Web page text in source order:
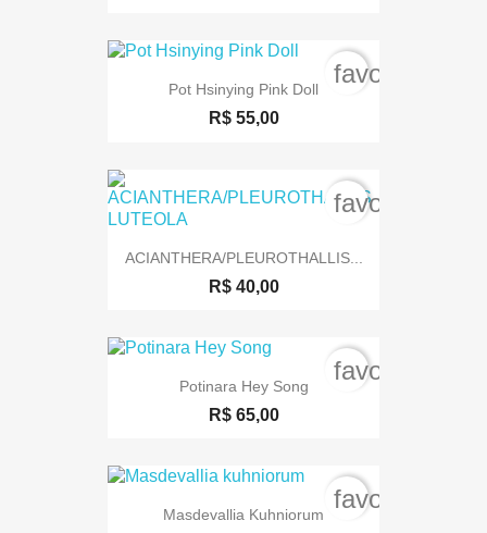
Pot Hsinying Pink Doll
R$ 55,00
ACIANTHERA/PLEUROTHALLIS...
R$ 40,00
Potinara Hey Song
R$ 65,00
Masdevallia Kuhniorum